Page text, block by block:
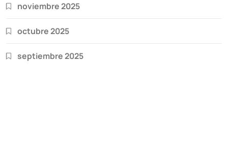
noviembre 2025
octubre 2025
septiembre 2025